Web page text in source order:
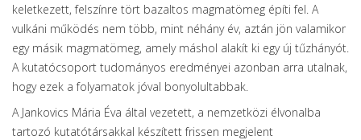
keletkezett, felszínre tört bazaltos magmatömeg építi fel. A
vulkáni működés nem több, mint néhány év, aztán jön valamikor
egy másik magmatömeg, amely máshol alakít ki egy új tűzhányót.
A kutatócsoport tudományos eredményei azonban arra utalnak,
hogy ezek a folyamatok jóval bonyolultabbak.
A Jankovics Mária Éva által vezetett, a nemzetközi élvonalba
tartozó kutatótársakkal készített frissen megjelent